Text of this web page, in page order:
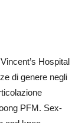
Hospital
di genere negli
PFM. Sex-